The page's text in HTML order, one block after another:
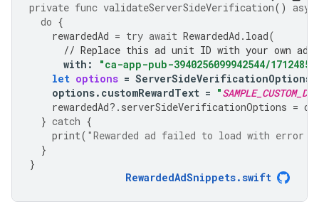
private func validateServerSideVerification()
do {
rewardedAd = try await RewardedAd . load(
// Replace this ad unit ID with your own ad
with :
"ca-app-pub-3940256099942544/
let options = ServerSideVerificationOptions
options. customRewardText = "
rewardedAd?. serverSideVerificationOptions =
} catch {
print( "Rewarded ad failed to load with error:
}
}
RewardedAdSnippets.swift